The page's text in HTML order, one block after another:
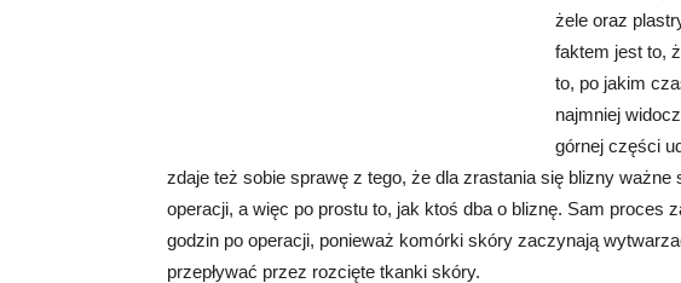
żele oraz
faktem jest to,
to, po jakim
najmniej
górnej części
zdaje też sobie sprawę z tego, że dla zrastania się blizny ważne
operacji, a więc po prostu to, jak ktoś dba o bliznę. Sam proces
godzin po operacji, ponieważ komórki skóry zaczynają
przepływać przez rozcięte tkanki skóry.